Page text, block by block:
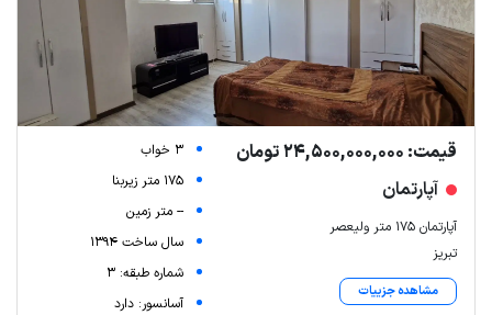
قیمت: 24,500,000,000 تومان
آپارتمان
آپارتمان 175 متر ولیعصر
تبریز
مشاهده جزییات
3 خواب
175 متر زیربنا
-- متر زمین
سال ساخت 1394
شماره طبقه: 3
آسانسور: دارد